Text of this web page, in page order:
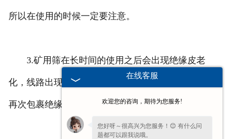
所以在使用的时候一定要注意。
3.矿用筛在长时间的使用之后会出现绝缘皮老
化，线路出现老化是容易出现漏电的问题，可以进行
再次包裹绝缘皮来解决，或是更换新的电线。
在线客服
欢迎您的咨询，期待为您服务!
您好呀～很高兴为您服务！😊 有什么问
题都可以跟我说哦。